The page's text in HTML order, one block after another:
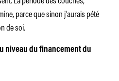
parce que sinon j’aurais pété
de soi.
niveau du financement du